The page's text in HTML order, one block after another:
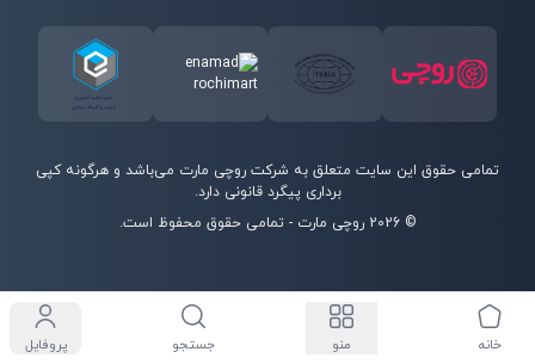
تمامی حقوق این سایت متعلق به شرکت روچی مارت می‌باشد و هرگونه کپی
برداری پیگرد قانونی دارد.
©
2026 روچی مارت - تمامی حقوق محفوظ است.
خانه منو جستجو پروفایل